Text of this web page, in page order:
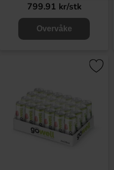
799.91 kr/stk
Overvåke